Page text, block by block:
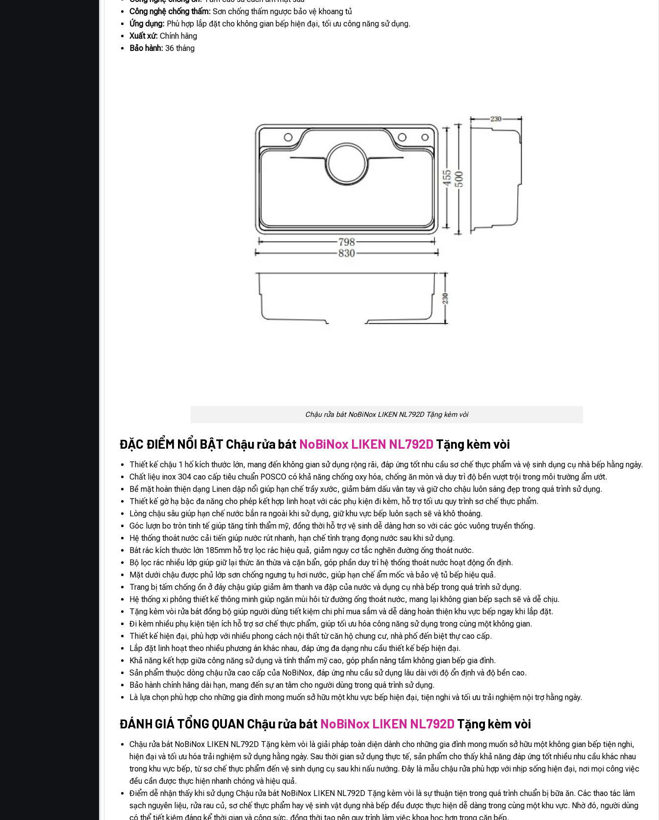
Công nghệ chống thấm: Sơn chống thấm ngược bảo vệ khoang tủ
Ứng dụng: Phù hợp lắp đặt cho không gian bếp hiện đại, tối ưu công năng sử dụng.
Xuất xứ: Chính hãng
Bảo hành: 36 tháng
Chậu rửa bát NoBiNox LIKEN NL792D Tặng kèm vòi
ĐẶC ĐIỂM NỔI BẬT Chậu rửa bát NoBiNox LIKEN NL792D Tặng kèm vòi
Thiết kế chậu 1 hố kích thước lớn, mang đến không gian sử dụng rộng rãi, đáp ứng tốt nhu cầu sơ chế thực phẩm và vệ sinh dụng cụ nhà bếp hằng ngày.
Chất liệu inox 304 cao cấp tiêu chuẩn POSCO có khả năng chống oxy hóa, chống ăn mòn và duy trì độ bền vượt trội trong môi trường ẩm ướt.
Bề mặt hoàn thiện dạng Linen dập nổi giúp hạn chế trầy xước, giảm bám dấu vân tay và giữ cho chậu luôn sáng đẹp trong quá trình sử dụng.
Thiết kế gờ hạ bậc đa năng cho phép kết hợp linh hoạt với các phụ kiện đi kèm, hỗ trợ tối ưu quy trình sơ chế thực phẩm.
Lòng chậu sâu giúp hạn chế nước bắn ra ngoài khi sử dụng, giữ khu vực bếp luôn sạch sẽ và khô thoáng.
Góc lượn bo tròn tinh tế giúp tăng tính thẩm mỹ, đồng thời hỗ trợ vệ sinh dễ dàng hơn so với các góc vuông truyền thống.
Hệ thống thoát nước cải tiến giúp nước rút nhanh, hạn chế tình trạng đọng nước sau khi sử dụng.
Bát rác kích thước lớn 185mm hỗ trợ lọc rác hiệu quả, giảm nguy cơ tắc nghẽn đường ống thoát nước.
Bộ lọc rác nhiều lớp giúp giữ lại thức ăn thừa và cặn bẩn, góp phần duy trì hệ thống thoát nước hoạt động ổn định.
Mặt dưới chậu được phủ lớp sơn chống ngưng tụ hơi nước, giúp hạn chế ẩm mốc và bảo vệ tủ bếp hiệu quả.
Trang bị tấm chống ồn ở đáy chậu giúp giảm âm thanh va đập của nước và dụng cụ nhà bếp trong quá trình sử dụng.
Hệ thống xi phông thiết kế thông minh giúp ngăn mùi hôi từ đường ống thoát nước, mang lại không gian bếp sạch sẽ và dễ chịu.
Tặng kèm vòi rửa bát đồng bộ giúp người dùng tiết kiệm chi phí mua sắm và dễ dàng hoàn thiện khu vực bếp ngay khi lắp đặt.
Đi kèm nhiều phụ kiện tiện ích hỗ trợ sơ chế thực phẩm, giúp tối ưu hóa công năng sử dụng trong cùng một không gian.
Thiết kế hiện đại, phù hợp với nhiều phong cách nội thất từ căn hộ chung cư, nhà phố đến biệt thự cao cấp.
Lắp đặt linh hoạt theo nhiều phương án khác nhau, đáp ứng đa dạng nhu cầu thiết kế bếp hiện đại.
Khả năng kết hợp giữa công năng sử dụng và tính thẩm mỹ cao, góp phần nâng tầm không gian bếp gia đình.
Sản phẩm thuộc dòng chậu rửa cao cấp của NoBiNox, đáp ứng nhu cầu sử dụng lâu dài với độ ổn định và độ bền cao.
Bảo hành chính hãng dài hạn, mang đến sự an tâm cho người dùng trong quá trình sử dụng.
Là lựa chọn phù hợp cho những gia đình mong muốn sở hữu một khu vực bếp hiện đại, tiện nghi và tối ưu trải nghiệm nội trợ hằng ngày.
ĐÁNH GIÁ TỔNG QUAN Chậu rửa bát NoBiNox LIKEN NL792D Tặng kèm vòi
Chậu rửa bát NoBiNox LIKEN NL792D Tặng kèm vòi là giải pháp toàn diện dành cho những gia đình mong muốn sở hữu một không gian bếp tiện nghi,
hiện đại và tối ưu hóa trải nghiệm sử dụng hằng ngày. Sau thời gian sử dụng thực tế, sản phẩm cho thấy khả năng đáp ứng tốt nhiều nhu cầu khác nhau
trong khu vực bếp, từ sơ chế thực phẩm đến vệ sinh dụng cụ sau khi nấu nướng. Đây là mẫu chậu rửa phù hợp với nhịp sống hiện đại, nơi mọi công việc
đều cần được thực hiện nhanh chóng và hiệu quả.
Điểm dễ nhận thấy khi sử dụng Chậu rửa bát NoBiNox LIKEN NL792D Tặng kèm vòi là sự thuận tiện trong quá trình chuẩn bị bữa ăn. Các thao tác làm
sạch nguyên liệu, rửa rau củ, sơ chế thực phẩm hay vệ sinh vật dụng nhà bếp đều được thực hiện dễ dàng trong cùng một khu vực. Nhờ đó, người dùng
có thể tiết kiệm đáng kể thời gian và công sức, đồng thời tạo nên quy trình làm việc khoa học hơn trong căn bếp.